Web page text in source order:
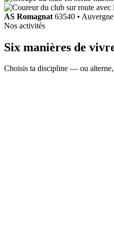
AS Romagnat 63540 • Auvergne
Nos activités
Six manières de
Choisis ta discipline — ou alterne,